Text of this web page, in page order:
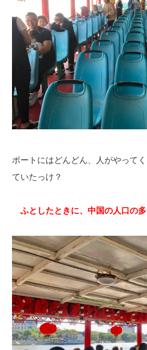
ボートにはどんどん、人がやって
ていたっけ？
ふとしたときに、中国の人口の多